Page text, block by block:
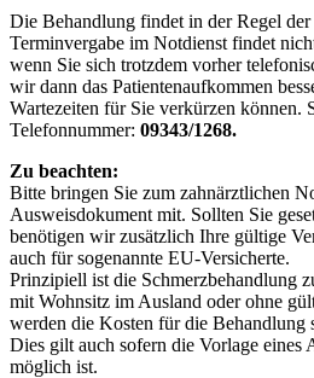
Die Behandlung findet in der Regel
Terminvergabe im Notdienst findet
wenn Sie sich trotzdem vorher
wir dann das Patientenaufkommen
Wartezeiten für Sie verkürzen können.
Telefonnummer: 09343/1268.
Zu beachten:
Bitte bringen Sie zum zahnärztlichen
Ausweisdokument mit. Sollten Sie
benötigen wir zusätzlich Ihre gültige
auch für sogenannte EU-Versicherte.
Prinzipiell ist die Schmerzbehandlung
mit Wohnsitz im Ausland oder ohne
werden die Kosten für die Behandlung
Dies gilt auch sofern die Vorlage eines
möglich ist.